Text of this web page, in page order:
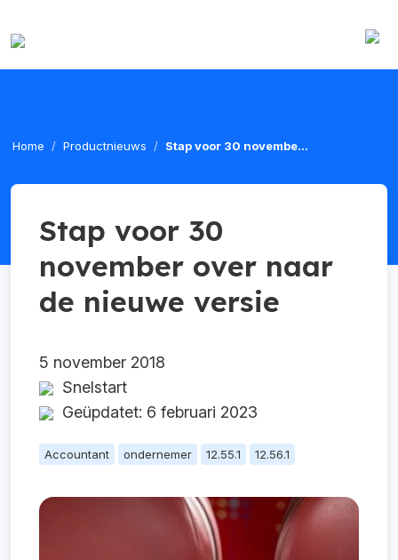
Home Productnieuws Stap voor 30 novembe...
Stap voor 30
november over naar
de nieuwe versie
5 november 2018
Snelstart
Geüpdatet: 6 februari 2023
Accountant ondernemer 12.55.1 12.56.1